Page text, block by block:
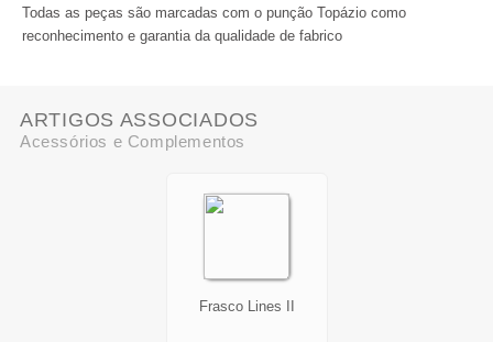
Todas as peças são marcadas com o punção Topázio como
reconhecimento e garantia da qualidade de fabrico
ARTIGOS ASSOCIADOS
Acessórios e Complementos
Frasco Lines II